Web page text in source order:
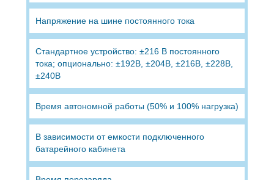
Напряжение на шине постоянного тока
Стандартное устройство: ±216 В постоянного
тока; опционально: ±192В, ±204В, ±216В, ±228В,
±240В
Время автономной работы (50% и 100% нагрузка)
В зависимости от емкости подключенного
батарейного кабинета